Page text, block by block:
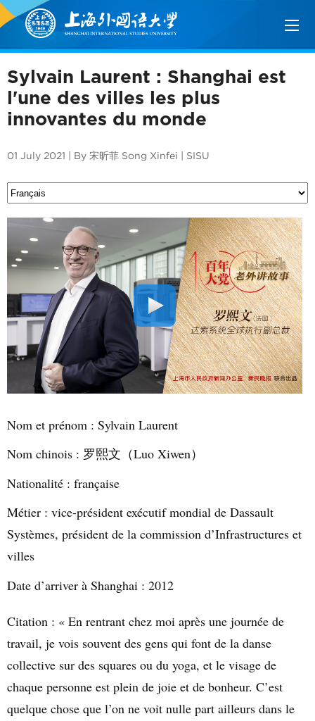
Sylvain Laurent : Shanghai est
l'une des villes les plus
innovantes du monde
01 July 2021 | By 宋昕菲 Song Xinfei | SISU
Nom et prénom : Sylvain Laurent
Nom chinois : 罗熙文 （Luo Xiwen）
Nationalité : française
Métier : vice-président exécutif mondial de Dassault
Systèmes, président de la commission d’Infrastructures et
villes
Date d’arriver à Shanghai : 2012
Citation : « En rentrant chez moi après une journée de
travail, je vois souvent des gens qui font de la danse
collective sur des squares ou du yoga, et le visage de
chaque personne est plein de joie et de bonheur. C’est
quelque chose que l’on ne voit nulle part ailleurs dans le